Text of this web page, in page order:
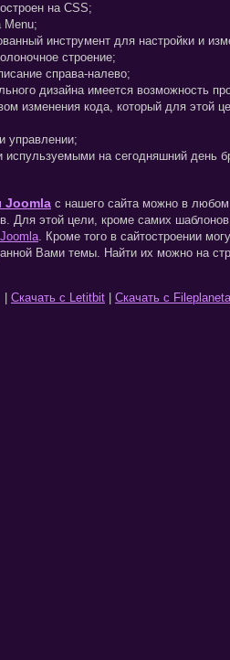
на CSS;
Menu;
инструмент для настройки и
строение;
справа-налево;
дизайна имеется возможность
изменения кода, который для этой
управлении;
на сегодняшний день
Joomla с нашего сайта можно в любом
Для этой цели, кроме самих
. Кроме того в сайтостроении
Вами темы. Найти их можно на
Скачать с Letitbit Скачать с Fileplaneta